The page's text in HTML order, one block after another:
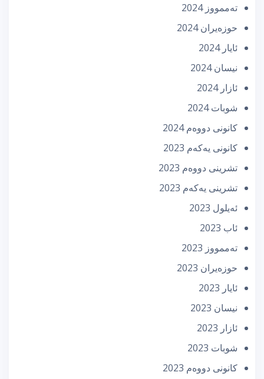
تەممووز 2024
حوزه‌یران 2024
ئایار 2024
نیسان 2024
ئازار 2024
شوبات 2024
كانونی دووه‌م 2024
كانونی یه‌كه‌م 2023
تشرینی دووه‌م 2023
تشرینی یه‌كه‌م 2023
ئه‌یلول 2023
ئاب 2023
تەممووز 2023
حوزه‌یران 2023
ئایار 2023
نیسان 2023
ئازار 2023
شوبات 2023
كانونی دووه‌م 2023